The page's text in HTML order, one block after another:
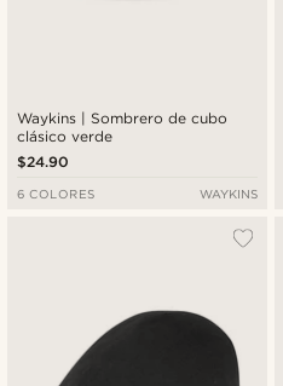
Waykins | Sombrero de cubo
clásico verde
$24.90
6 COLORES WAYKINS